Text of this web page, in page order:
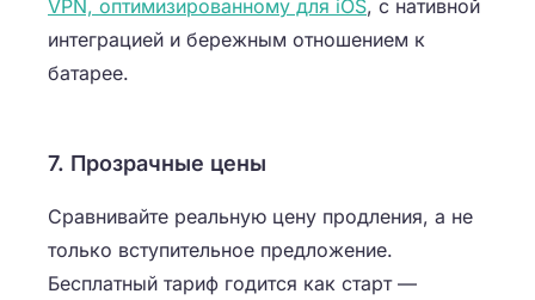
VPN, оптимизированному для iOS, с нативной
интеграцией и бережным отношением к
батарее.
7. Прозрачные цены
Сравнивайте реальную цену продления, а не
только вступительное предложение.
Бесплатный тариф годится как старт —